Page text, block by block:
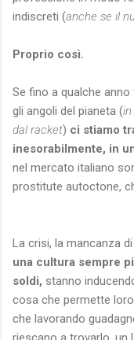
indiscreti (anche se il
Proprio così.
Se fino a qualche
gli angoli del pianeta (
dal racket) ci stiamo
inesorabilmente, in
nel mercato italiano
prostitute autoctone,
La crisi, la mancanza
una cultura sempre
soldi, stanno
cosa che permette
che lavorando